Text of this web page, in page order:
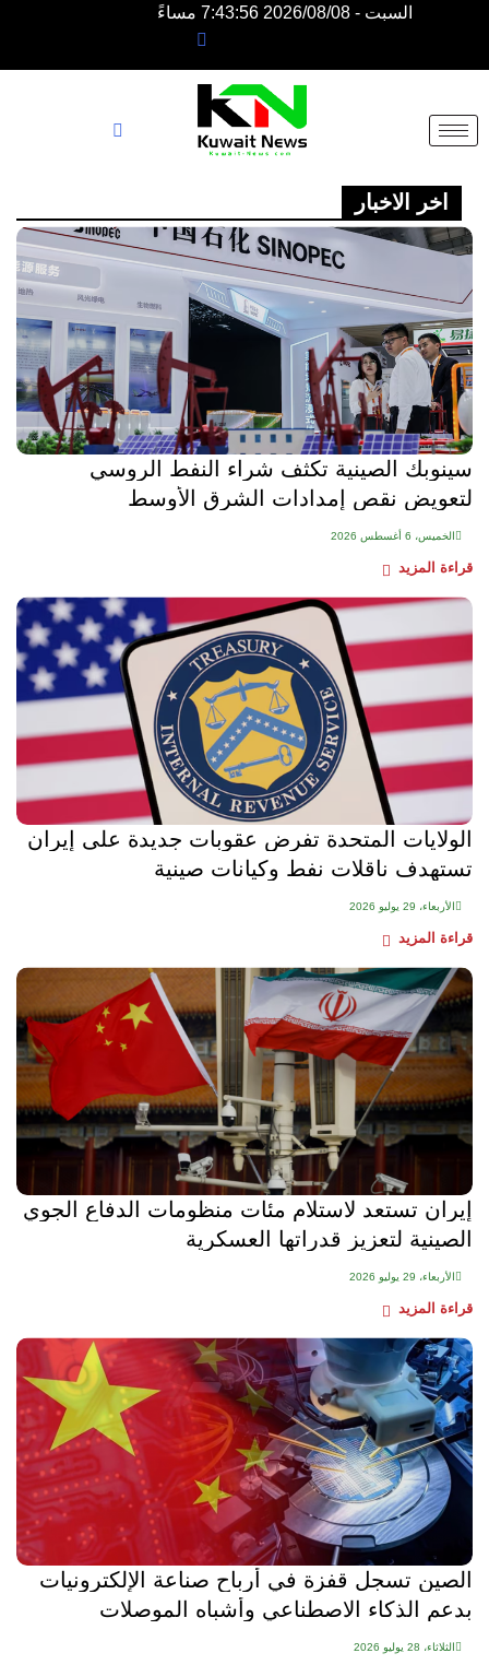
السبت - 2026/08/08 7:43:56 مساءً
NE
NEWS
ELEMENTOR
اخر الاخبار
سينوبك الصينية تكثف شراء النفط الروسي
لتعويض نقص إمدادات الشرق الأوسط
الخميس، 6 أغسطس 2026
قراءة المزيد
الولايات المتحدة تفرض عقوبات جديدة على إيران
تستهدف ناقلات نفط وكيانات صينية
الأربعاء، 29 يوليو 2026
قراءة المزيد
إيران تستعد لاستلام مئات منظومات الدفاع الجوي
الصينية لتعزيز قدراتها العسكرية
الأربعاء، 29 يوليو 2026
قراءة المزيد
الصين تسجل قفزة في أرباح صناعة الإلكترونيات
بدعم الذكاء الاصطناعي وأشباه الموصلات
الثلاثاء، 28 يوليو 2026